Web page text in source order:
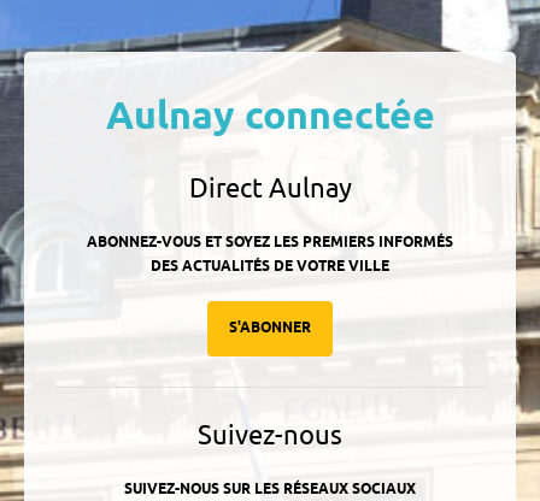
Aulnay connectée
Direct Aulnay
ABONNEZ-VOUS ET SOYEZ LES PREMIERS INFORMÉS
DES ACTUALITÉS DE VOTRE VILLE
S'ABONNER
Suivez-nous
SUIVEZ-NOUS SUR LES RÉSEAUX SOCIAUX